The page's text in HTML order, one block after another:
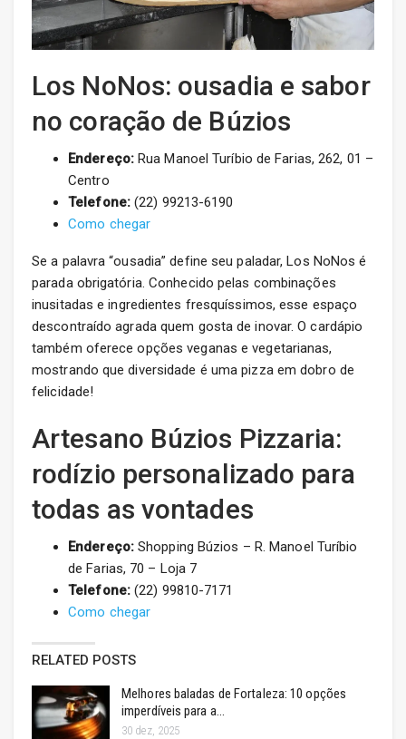
Los NoNos: ousadia e sabor
no coração de Búzios
Endereço:Rua Manoel Turíbio de Farias, 262, 01 –
Centro
Telefone:(22) 99213-6190
Como chegar
Se a palavra “ousadia” define seu paladar, Los NoNos é
parada obrigatória. Conhecido pelas combinações
inusitadas e ingredientes fresquíssimos, esse espaço
descontraído agrada quem gosta de inovar. O cardápio
também oferece opções veganas e vegetarianas,
mostrando que diversidade é uma pizza em dobro de
felicidade!
Artesano Búzios Pizzaria:
rodízio personalizado para
todas as vontades
Endereço:Shopping Búzios – R. Manoel Turíbio
de Farias, 70 – Loja 7
Telefone:(22) 99810-7171
Como chegar
RELATED POSTS
Melhores baladas de Fortaleza: 10 opções
imperdíveis para a…
30 dez, 2025